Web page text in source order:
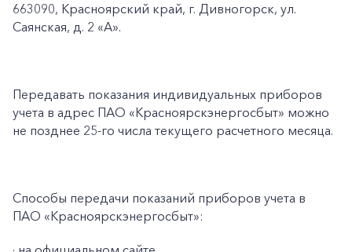
663090, Красноярский край, г. Дивногорск, ул.
Саянская, д. 2 «А».
Передавать показания индивидуальных приборов
учета в адрес ПАО «Красноярскэнергосбыт» можно
не позднее 25-го числа текущего расчетного месяца.
Способы передачи показаний приборов учета в
ПАО «Красноярскэнергосбыт»: